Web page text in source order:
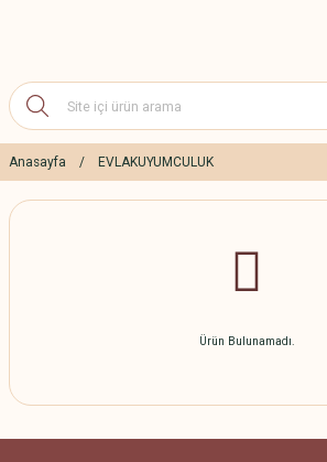
Anasayfa EVLAKUYUMCULUK
Ürün Bulunamadı.